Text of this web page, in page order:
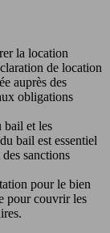
la location
de location
auprès des
obligations
bail et les
bail est essentiel
sanctions
pour le bien
pour couvrir les